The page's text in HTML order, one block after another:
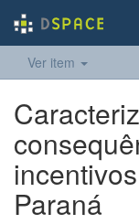
Ver item
Paraná